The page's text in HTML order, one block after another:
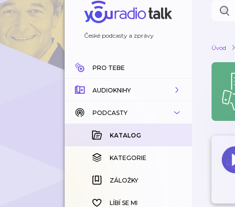
České podcasty a zprávy
PRO TEBE
AUDIOKNIHY
KATALOG
KOUPENÉ
KATEGORIE
ZÁLOŽKY
HISTORIE
PODCASTY
KATALOG
KATEGORIE
ZÁLOŽKY
LÍBÍ SE MI
Úvod